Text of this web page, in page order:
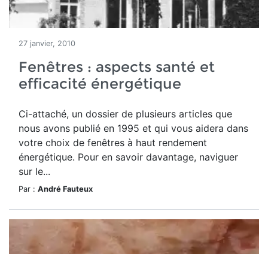
27 janvier, 2010
Fenêtres : aspects santé et
efficacité énergétique
Ci-attaché, un dossier de plusieurs articles que
nous avons publié en 1995 et qui vous aidera dans
votre choix de fenêtres à haut rendement
énergétique. Pour en savoir davantage, naviguer
sur le...
Par : André Fauteux